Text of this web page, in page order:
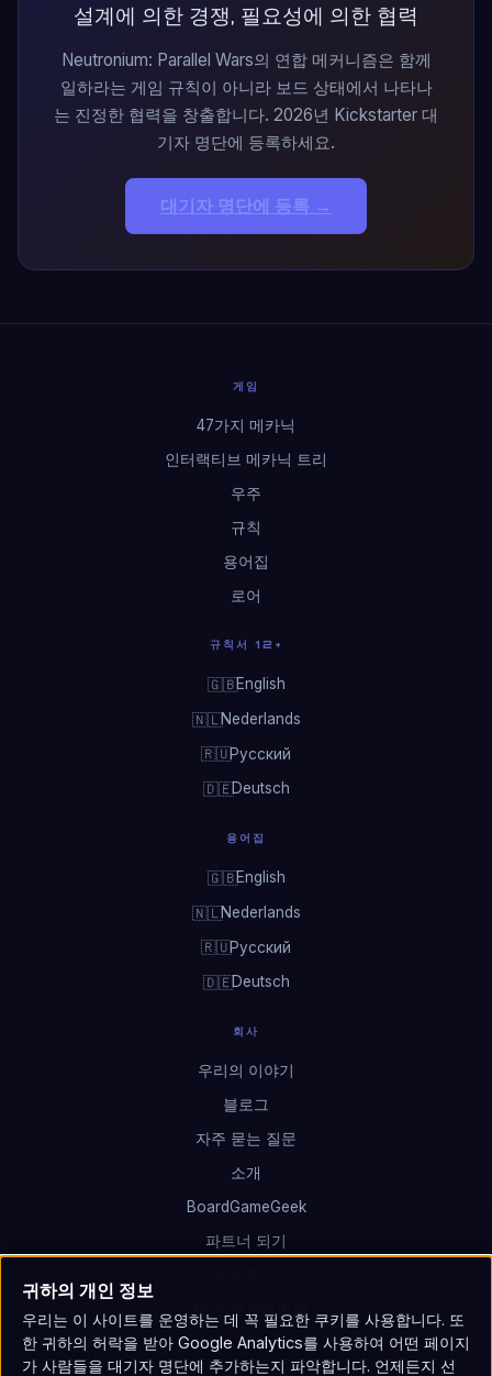
설계에 의한 경쟁, 필요성에 의한 협력
Neutronium: Parallel Wars의 연합 메커니즘은 함께
일하라는 게임 규칙이 아니라 보드 상태에서 나타나
는 진정한 협력을 창출합니다. 2026년 Kickstarter 대
기자 명단에 등록하세요.
대기자 명단에 등록 →
게임
47가지 메카닉
인터랙티브 메카닉 트리
우주
규칙
용어집
로어
규칙서 12+
🇬🇧English
🇳🇱Nederlands
🇷🇺Русский
🇩🇪Deutsch
용어집
🇬🇧English
🇳🇱Nederlands
🇷🇺Русский
🇩🇪Deutsch
회사
우리의 이야기
블로그
자주 묻는 질문
소개
BoardGameGeek
파트너 되기
귀하의 개인 정보
우리는 이 사이트를 운영하는 데 꼭 필요한 쿠키를 사용합니다. 또
한 귀하의 허락을 받아 Google Analytics를 사용하여 어떤 페이지
가 사람들을 대기자 명단에 추가하는지 파악합니다. 언제든지 선